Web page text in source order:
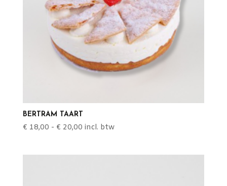
BERTRAM TAART
€ 18,00 - € 20,00Prijsklasse:
incl. btw